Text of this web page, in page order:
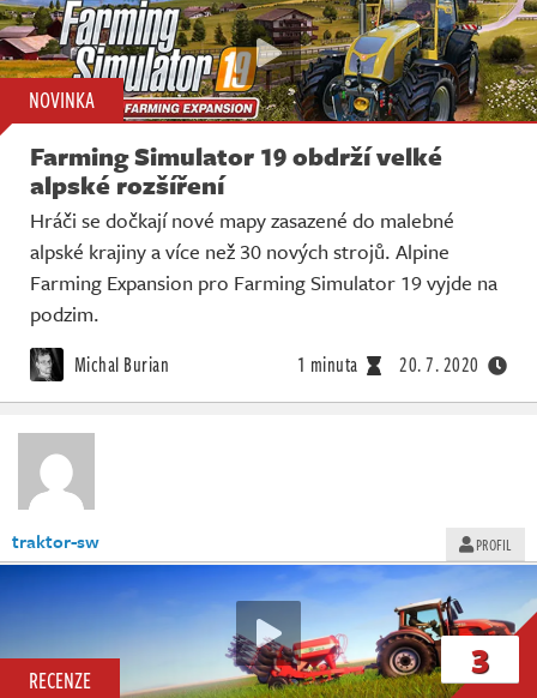
NOVINKA
Farming Simulator 19 obdrží velké
alpské rozšíření
Hráči se dočkají nové mapy zasazené do malebné
alpské krajiny a více než 30 nových strojů. Alpine
Farming Expansion pro Farming Simulator 19 vyjde na
podzim.
Michal Burian 1 minuta 20. 7. 2020
traktor-sw PROFIL
RECENZE 3